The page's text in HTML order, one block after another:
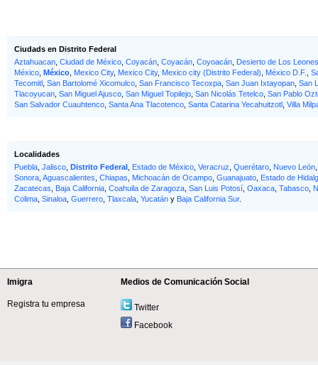
Ciudads en Distrito Federal
Aztahuacan Ciudad de México Coyacán Coyacán Coyoacán Desierto de Los Leones
México México Mexico City, Mexico City, Mexico city (Distrito Federal) México D.F.
Tecomitl San Bartolomé Xicomulco San Francisco Tecoxpa San Juan Ixtayopan San
Tlacoyucan San Miguel Ajusco San Miguel Topilejo San Nicolás Tetelco San Pablo
San Salvador Cuauhtenco Santa Ana Tlacotenco Santa Catarina Yecahuitzotl Villa
Localidades
Puebla Jalisco Distrito Federal Estado de México Veracruz Querétaro Nuevo León
Sonora Aguascalientes Chiapas Michoacán de Ocampo Guanajuato Estado de
Zacatecas
Baja California Coahuila de Zaragoza San Luis Potosí Oaxaca Tabasco
Colima Sinaloa Guerrero Tlaxcala Yucatán y Baja California Sur.
Imigra
Registra tu empresa
Medios de Comunicación Social
Twitter
Facebook